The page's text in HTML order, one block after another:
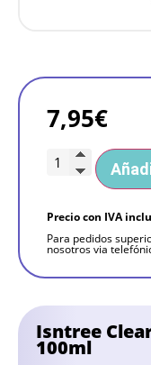
Isntree
100ml
7,95€
Precio con IVA
Para pedidos
nosotros via